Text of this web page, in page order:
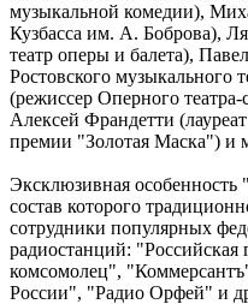
музыкальной комедии),
Кузбасса им. А. Боброва),
театр оперы и балета),
Ростовского музыкального
(режиссер Оперного
Алексей Франдетти
премии "Золотая Маска") и
Эксклюзивная
состав которого
сотрудники популярных
радиостанций: "Российская
комсомолец",
России", "Радио Орфей" и